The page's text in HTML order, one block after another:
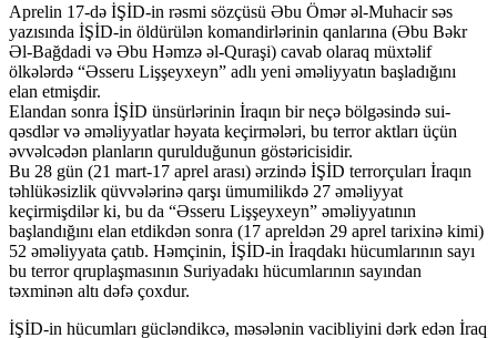
Aprelin 17-də İŞİD-in rəsmi sözçüsü Əbu Ömər əl-Muhacir səs
yazısında İŞİD-in öldürülən komandirlərinin qanlarına (Əbu Bəkr
Əl-Bağdadi və Əbu Həmzə əl-Quraşi) cavab olaraq müxtəlif
ölkələrdə “Əsseru Lişşeyxeyn” adlı yeni əməliyyatın başladığını
elan etmişdir.
Elandan sonra İŞİD ünsürlərinin İraqın bir neçə bölgəsində sui-
qəsdlər və əməliyyatlar həyata keçirmələri, bu terror aktları üçün
əvvəlcədən planların qurulduğunun göstəricisidir.
Bu 28 gün (21 mart-17 aprel arası) ərzində İŞİD terrorçuları İraqın
təhlükəsizlik qüvvələrinə qarşı ümumilikdə 27 əməliyyat
keçirmişdilər ki, bu da “Əsseru Lişşeyxeyn” əməliyyatının
başlandığını elan etdikdən sonra (17 apreldən 29 aprel tarixinə kimi)
52 əməliyyata çatıb. Həmçinin, İŞİD-in İraqdakı hücumlarının sayı
bu terror qruplaşmasının Suriyadakı hücumlarının sayından
təxminən altı dəfə çoxdur.
İŞİD-in hücumları gücləndikcə, məsələnin vacibliyini dərk edən İraq